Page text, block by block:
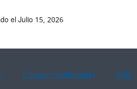
el Julio 15, 2026
Chinese (traditional) Aide